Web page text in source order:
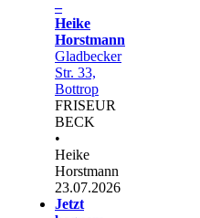
–
Heike
Horstmann
Gladbecker
Str. 33,
Bottrop
FRISEUR
BECK
•
Heike
Horstmann
23.07.2026
Jetzt